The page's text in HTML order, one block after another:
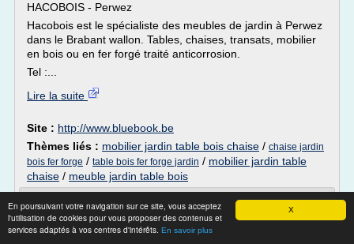
X
En poursuivant votre navigation sur ce site, vous acceptez
l'utilisation de cookies pour vous proposer des contenus et
services adaptés à vos centres d'intérêts. En savoir plus
HACOBOIS - Perwez
Hacobois est le spécialiste des meubles de jardin à Perwez
dans le Brabant wallon. Tables, chaises, transats, mobilier
en bois ou en fer forgé traité anticorrosion.
Tel :...
Lire la suite
Site : http://www.bluebook.be
Thèmes liés : mobilier jardin table bois chaise / chaise jardin
bois fer forge / table bois fer forge jardin / mobilier jardin table
chaise / meuble jardin table bois
Teck Direct – Bois parquet meubles jardin
teck massif ...